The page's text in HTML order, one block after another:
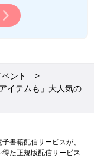
ント
イテムも」大人気の
書籍配信サービスが、
た正規版配信サービス